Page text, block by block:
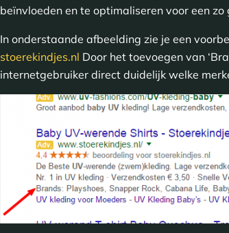
beïnvloeden en te optimaliseren voor een
In onderstaande afbeelding zie je een
stoerekindjes.nl Door het toevoegen van
internetgebruiker direct duidelijk welke